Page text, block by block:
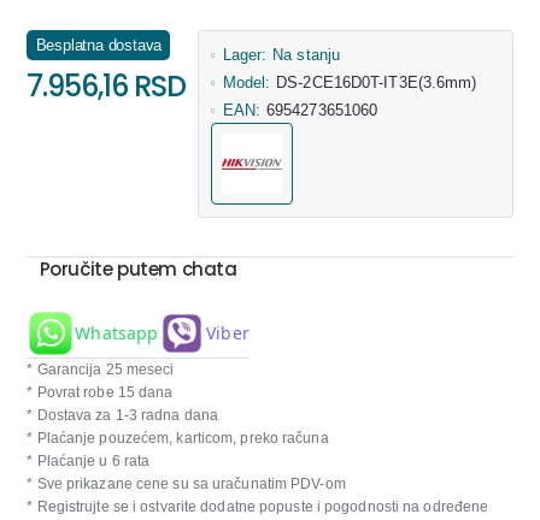
Besplatna dostava
7.956,16 RSD
Lager: Na stanju
Model: DS-2CE16D0T-IT3E(3.6mm)
EAN: 6954273651060
Poručite putem chata
Whatsapp Viber
* Garancija 25 meseci
* Povrat robe 15 dana
* Dostava za 1-3 radna dana
* Plaćanje pouzećem, karticom, preko računa
* Plaćanje u 6 rata
* Sve prikazane cene su sa uračunatim PDV-om
* Registrujte se i ostvarite dodatne popuste i pogodnosti na određene